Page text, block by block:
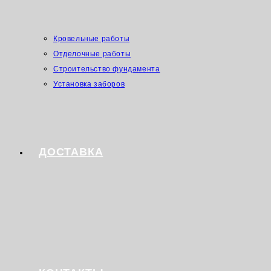
Кровельные работы
Отделочные работы
Строительство фундамента
Установка заборов
ДОСТАВКА